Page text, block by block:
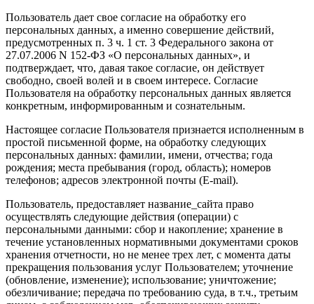
Пользователь дает свое согласие на обработку его
персональных данных, а именно совершение действий,
предусмотренных п. 3 ч. 1 ст. 3 Федерального закона от
27.07.2006 N 152-ФЗ «О персональных данных», и
подтверждает, что, давая такое согласие, он действует
свободно, своей волей и в своем интересе. Согласие
Пользователя на обработку персональных данных является
конкретным, информированным и сознательным.
Настоящее согласие Пользователя признается исполненным в
простой письменной форме, на обработку следующих
персональных данных: фамилии, имени, отчества; года
рождения; места пребывания (город, область); номеров
телефонов; адресов электронной почты (E-mail).
Пользователь, предоставляет название_сайта право
осуществлять следующие действия (операции) с
персональными данными: сбор и накопление; хранение в
течение установленных нормативными документами сроков
хранения отчетности, но не менее трех лет, с момента даты
прекращения пользования услуг Пользователем; уточнение
(обновление, изменение); использование; уничтожение;
обезличивание; передача по требованию суда, в т.ч., третьим